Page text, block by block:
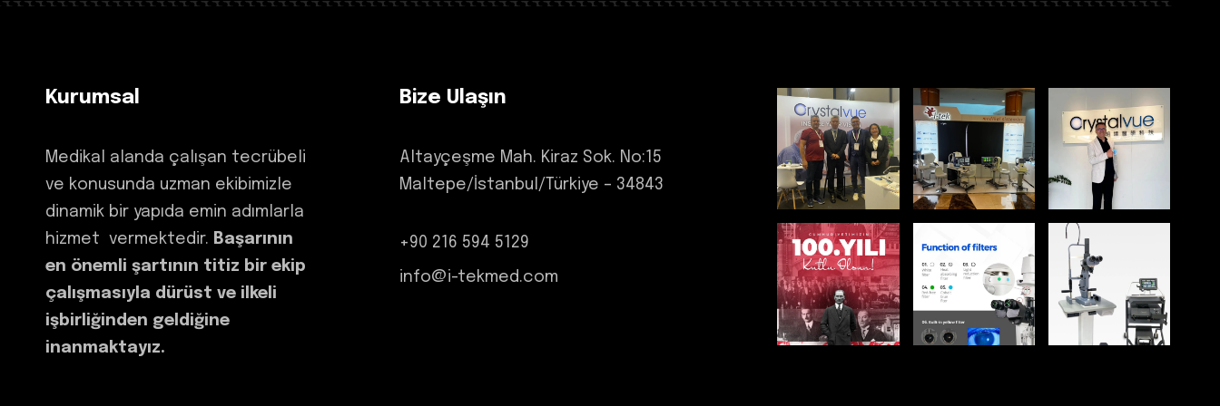
Kurumsal
Medikal alanda çalışan tecrübeli
ve konusunda uzman ekibimizle
dinamik bir yapıda emin adımlarla
hizmet vermektedir. Başarının
en önemli şartının titiz bir ekip
çalışmasıyla dürüst ve ilkeli
işbirliğinden geldiğine
inanmaktayız.
Bize Ulaşın
Altayçeşme Mah. Kiraz Sok. No:15
Maltepe/İstanbul/Türkiye – 34843
+90 216 594 5129
info@i-tekmed.com